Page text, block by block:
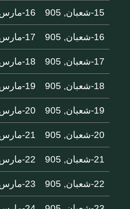
15-شعبان, 905 16-مارس-1500
16-شعبان, 905 17-مارس-1500
17-شعبان, 905 18-مارس-1500
18-شعبان, 905 19-مارس-1500
19-شعبان, 905 20-مارس-1500
20-شعبان, 905 21-مارس-1500
21-شعبان, 905 22-مارس-1500
22-شعبان, 905 23-مارس-1500